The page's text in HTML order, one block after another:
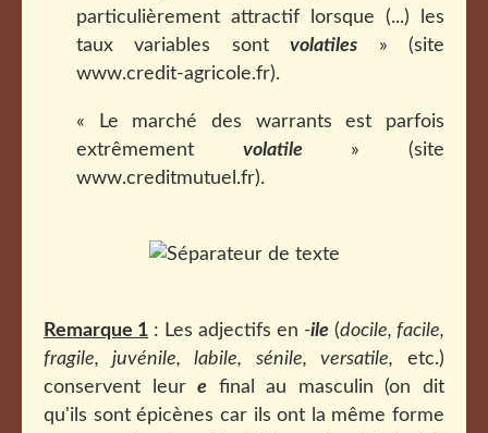
particulièrement attractif lorsque (...) les
taux variables sontvolatiles » (site
www.credit-agricole.fr).
« Le marché des warrants est parfois
extrêmement volatile» (site
www.creditmutuel.fr).
Remarque 1 : Les adjectifs en -ile (docile, facile,
fragile, juvénile, labile, sénile, versatile, etc.)
conservent leure final au masculin (on dit
qu'ils sont épicènes car ils ont la même forme